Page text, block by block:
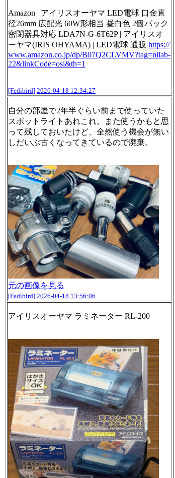
Amazon | アイリスオーヤマ LED電球 口金直
径26mm 広配光 60W形相当 昼白色 2個パック
密閉器具対応 LDA7N-G-6T62P | アイリスオ
ーヤマ(IRIS OHYAMA) | LED電球 通販 https://
www.amazon.co.jp/dp/B07Q2CLVMV?tag=nilab-
22&linkCode=osi&th=1
[Fedibird] 2026-04-18 12:34:27
自分の部屋で2年半ぐらい前まで使っていた
スポットライトあれこれ。また使うかもと思
って残しておいたけど、全然使う機会が無い
しだいぶ古くなってきているので廃棄。
元の画像を見る
[Fedibird] 2026-04-18 13:56:06
アイリスオーヤマ ラミネーター RL-200